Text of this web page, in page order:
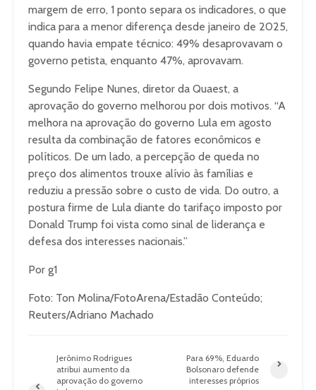
margem de erro, 1 ponto separa os indicadores, o que
indica para a menor diferença desde janeiro de 2025,
quando havia empate técnico: 49% desaprovavam o
governo petista, enquanto 47%, aprovavam.
Segundo Felipe Nunes, diretor da Quaest, a
aprovação do governo melhorou por dois motivos. “A
melhora na aprovação do governo Lula em agosto
resulta da combinação de fatores econômicos e
políticos. De um lado, a percepção de queda no
preço dos alimentos trouxe alívio às famílias e
reduziu a pressão sobre o custo de vida. Do outro, a
postura firme de Lula diante do tarifaço imposto por
Donald Trump foi vista como sinal de liderança e
defesa dos interesses nacionais.”
Por g1
Foto: Ton Molina/FotoArena/Estadão Conteúdo;
Reuters/Adriano Machado
Jerônimo Rodrigues
atribui aumento da
aprovação do governo
Para 69%, Eduardo
Bolsonaro defende
interesses próprios